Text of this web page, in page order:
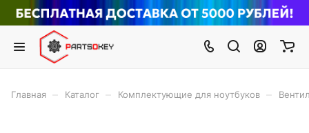
Главная Каталог Комплектующие для ноутбуков